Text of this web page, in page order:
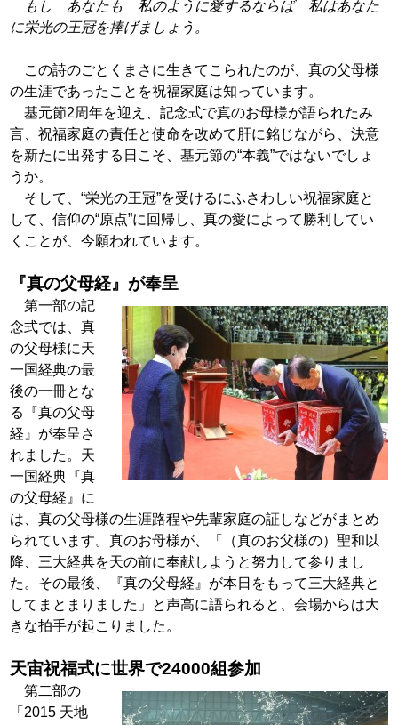
もし あなたも 私のように愛するならば 私はあなた
に栄光の王冠を捧げましょう。
この詩のごとくまさに生きてこられたのが、真の父母様
の生涯であったことを祝福家庭は知っています。
基元節2周年を迎え、記念式で真のお母様が語られたみ
言、祝福家庭の責任と使命を改めて肝に銘じながら、決意
を新たに出発する日こそ、基元節の“本義”ではないでしょ
うか。
そして、“栄光の王冠”を受けるにふさわしい祝福家庭と
して、信仰の“原点”に回帰し、真の愛によって勝利してい
く ことが、今願われています。
『真の父母経』が奉呈
第一部の記
念式では、真
の父母様に天
一国経典の最
後の一冊とな
る『真の父母
経』が奉呈さ
れました。天
一国経典『真
の父母経』に
は、真の父母様の生涯路程や先輩家庭の証しなどがまとめ
られています。真のお母様が、「（真のお父様の）聖和以
降、三大経典を天の前に奉献しようと努力して参りま し
た。その最後、『真の父母経』が本日をもって三大経典と
してまとまりました」と声高に語られると、会場からは大
きな拍手が起こりました。
天宙祝福式に世界で24000組参加
第二部の
「2015 天地